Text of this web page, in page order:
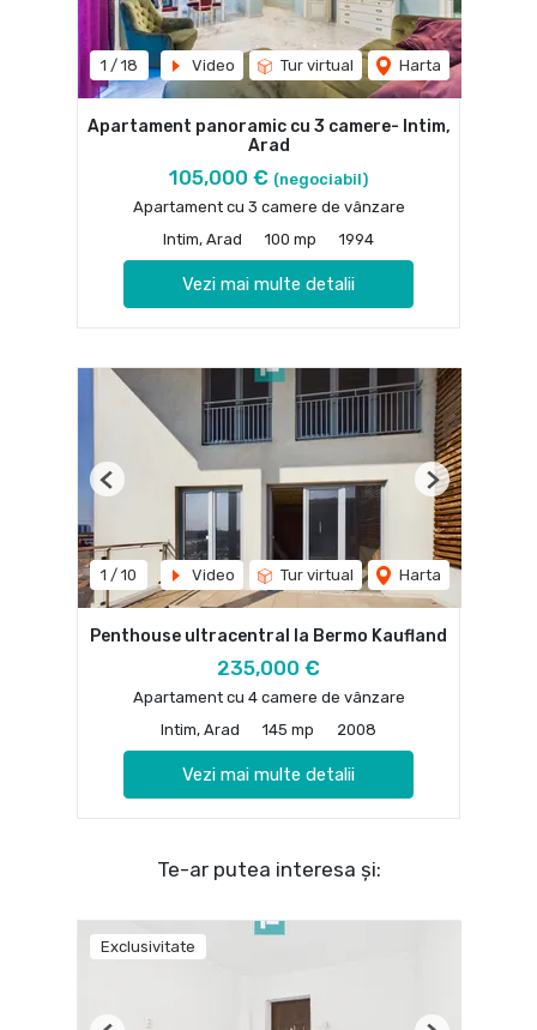
1 / 18 Video Tur virtual Harta
Apartament panoramic cu 3 camere- Intim,
Arad
105,000 € (negociabil)
Apartament cu 3 camere de vânzare
Intim, Arad
100 mp 1994
Vezi mai multe detalii
1 / 10 Video Tur virtual Harta
Previous Next
Penthouse ultracentral la Bermo Kaufland
235,000 €
Apartament cu 4 camere de vânzare
Intim, Arad
145 mp 2008
Vezi mai multe detalii
Te-ar putea interesa și:
Exclusivitate